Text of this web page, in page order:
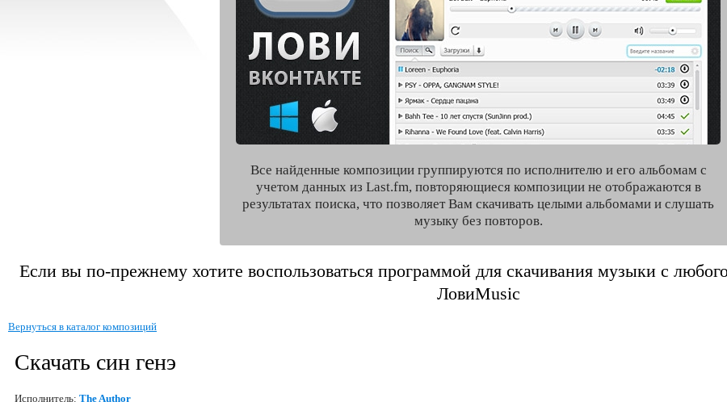
Все найденные композиции группируются по исполнителю и его альбомам с
учетом данных из Last.fm, повторяющиеся композиции не отображаются в
результатах поиска, что позволяет Вам скачивать целыми альбомами и слушать
музыку без повторов.
Если вы по-прежнему хотите воспользоваться программой для скачивания музыки с
ЛовиMusic
Вернуться в каталог композиций
Скачать син генэ
Исполнитель: The Author